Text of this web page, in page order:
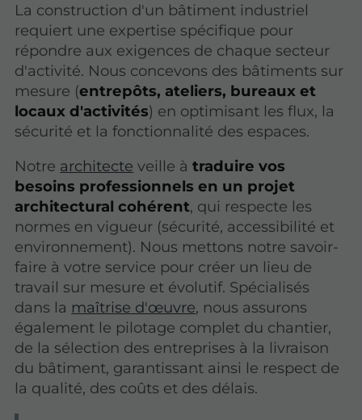
La construction d'un bâtiment industriel
requiert une expertise spécifique pour
répondre aux exigences de chaque secteur
d'activité. Nous concevons des bâtiments sur
mesure (entrepôts, ateliers, bureaux et
locaux d'activités) en optimisant les flux, la
sécurité et la fonctionnalité des espaces.
Notre architecte veille àtraduire vos
besoins professionnels en un projet
architectural cohérent, qui respecte les
normes en vigueur (sécurité, accessibilité et
environnement). Nous mettons notre savoir-
faire à votre service pour créer un lieu de
travail sur mesure et évolutif. Spécialisés
dans la maîtrise d'œuvre, nous assurons
également le pilotage complet du chantier,
de la sélection des entreprises à la livraison
du bâtiment, garantissant ainsi le respect de
la qualité, des coûts et des délais.